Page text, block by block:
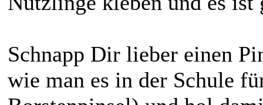
Schnapp Dir lieber einen
wie man es in der Schule